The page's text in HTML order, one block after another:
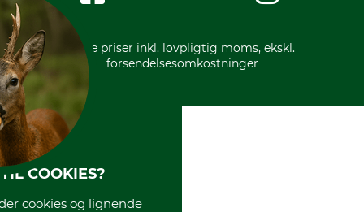
* Alle priser inkl. lovpligtig moms, ekskl.
forsendelsesomkostninger
COOKIES?
cookies og lignende